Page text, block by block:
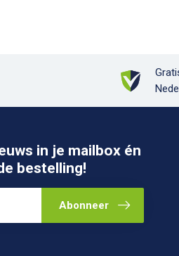
in je mailbox én
bestelling!
Abonneer